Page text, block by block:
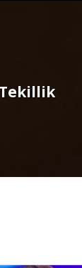
Tekillik